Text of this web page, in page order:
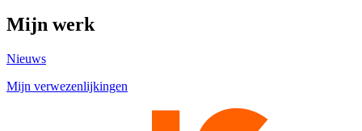
Mijn werk
Nieuws
Mijn verwezenlijkingen